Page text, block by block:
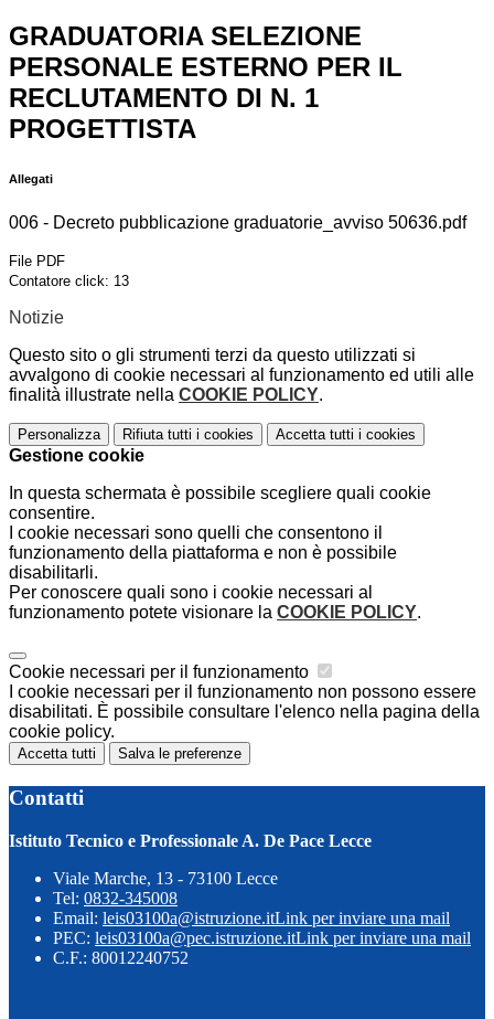
GRADUATORIA SELEZIONE
PERSONALE ESTERNO PER IL
RECLUTAMENTO DI N. 1
PROGETTISTA
Allegati
006 - Decreto pubblicazione graduatorie_avviso 50636.pdf
File PDF
Contatore click: 13
Notizie
Questo sito o gli strumenti terzi da questo utilizzati si
avvalgono di cookie necessari al funzionamento ed utili alle
finalità illustrate nella COOKIE POLICY.
Personalizza Rifiuta tutti i cookies Accetta tutti i cookies
Gestione cookie
In questa schermata è possibile scegliere quali cookie
consentire.
I cookie necessari sono quelli che consentono il
funzionamento della piattaforma e non è possibile
disabilitarli.
Per conoscere quali sono i cookie necessari al
funzionamento potete visionare la COOKIE POLICY.
Cookie necessari per il funzionamento
I cookie necessari per il funzionamento non possono essere
disabilitati. È possibile consultare l'elenco nella pagina della
cookie policy.
Accetta tutti Salva le preferenze
Contatti
Istituto Tecnico e Professionale A. De Pace Lecce
Viale Marche, 13 - 73100 Lecce
Tel: 0832-345008
Email: leis03100a@istruzione.itLink per inviare una mail
PEC: leis03100a@pec.istruzione.itLink per inviare una mail
C.F.: 80012240752